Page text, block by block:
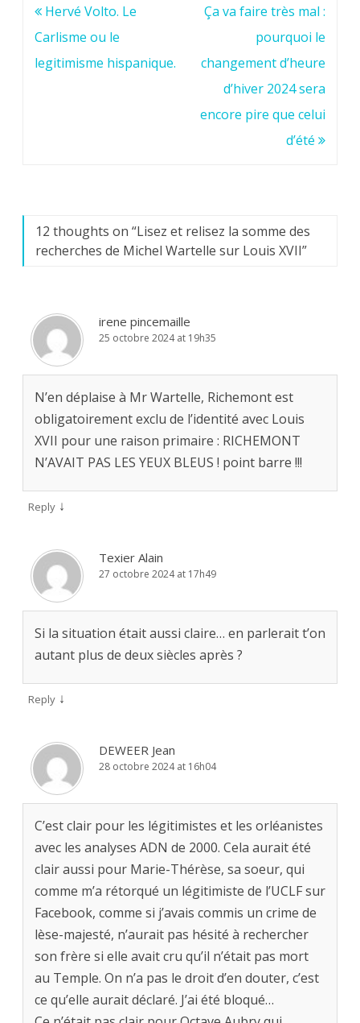
Navigation
de
l’article
Hervé Volto. Le
Carlisme ou le
legitimisme hispanique.
Ça va faire très mal :
pourquoi le
changement d’heure
d’hiver 2024 sera
encore pire que celui
d’été
12 thoughts on “Lisez et relisez la somme des
recherches de Michel Wartelle sur Louis XVII”
irene pincemaille
25 octobre 2024 at 19h35
N’en déplaise à Mr Wartelle, Richemont est
obligatoirement exclu de l’identité avec Louis
XVII pour une raison primaire : RICHEMONT
N’AVAIT PAS LES YEUX BLEUS ! point barre !!!
Reply ↓
Texier Alain
27 octobre 2024 at 17h49
Si la situation était aussi claire… en parlerait t’on
autant plus de deux siècles après ?
Reply ↓
DEWEER Jean
28 octobre 2024 at 16h04
C’est clair pour les légitimistes et les orléanistes
avec les analyses ADN de 2000. Cela aurait été
clair aussi pour Marie-Thérèse, sa soeur, qui
comme m’a rétorqué un légitimiste de l’UCLF sur
Facebook, comme si j’avais commis un crime de
lèse-majesté, n’aurait pas hésité à rechercher
son frère si elle avait cru qu’il n’était pas mort
au Temple. On n’a pas le droit d’en douter, c’est
ce qu’elle aurait déclaré. J’ai été bloqué…